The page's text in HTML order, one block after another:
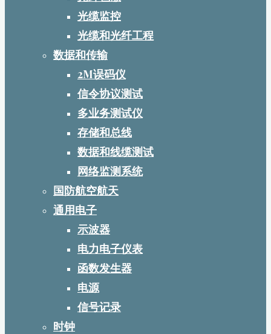
光缆监控
光缆和光纤工程
数据和传输
2M误码仪
信令协议测试
多业务测试仪
存储和总线
数据和线缆测试
网络监测系统
国防航空航天
通用电子
示波器
电力电子仪表
函数发生器
电源
信号记录
时钟